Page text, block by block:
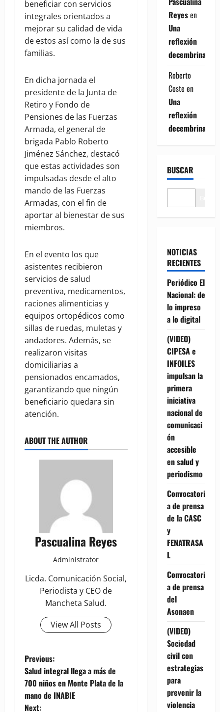
beneficiar con servicios
integrales orientados a
mejorar su calidad de vida
de estos así como la de sus
familias.
En dicha jornada el
presidente de la Junta de
Retiro y Fondo de
Pensiones de las Fuerzas
Armada, el general de
brigada Pablo Roberto
Jiménez Sánchez, destacó
que estas actividades son
impulsadas desde el alto
mando de las Fuerzas
Armadas, con el fin de
aportar al bienestar de sus
miembros.
En el evento los que
asistentes recibieron
servicios de salud
preventiva, medicamentos,
raciones alimenticias y
equipos ortopédicos como
sillas de ruedas, muletas y
andadores. Además, se
realizaron visitas
domiciliarias a
pensionados encamados,
garantizando que ningún
beneficiario quedara sin
atención.
ABOUT THE AUTHOR
Pascualina Reyes
Administrator
Licda. Comunicación Social,
Periodista y CEO de
Mancheta Salud.
View All Posts
P
o
s
Previous:
Salud integral llega a más de
700 niños en Monte Plata de la
mano de INABIE
Next:
Reyesen
Una
reflexión
decembrina
Roberto
Coste en
Una
reflexión
decembrina
BUSCAR
NOTICIAS
RECIENTES
Periódico El
Nacional: de
lo impreso
a lo digital
(VIDEO)
CIPESA e
INFOILES
impulsan la
primera
iniciativa
nacional de
comunicaci
ón
accesible
en salud y
periodismo
Convocatori
a de prensa
de la CASC
y
FENATRASA
L
Convocatori
a de prensa
del
Asonaen
(VIDEO)
Sociedad
civil con
estrategias
para
prevenir la
violencia